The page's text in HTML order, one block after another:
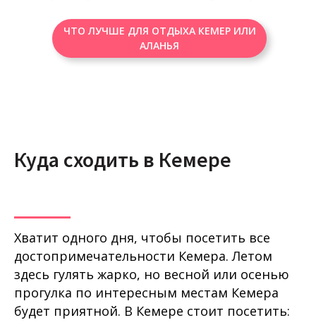
ЧТО ЛУЧШЕ ДЛЯ ОТДЫХА КЕМЕР ИЛИ
АЛАНЬЯ
Куда сходить в Кемере
Хватит одного дня, чтобы посетить все
достопримечательности Кемера. Летом
здесь гулять жарко, но весной или осенью
прогулка по интересным местам Кемера
будет приятной. В Кемере стоит посетить: